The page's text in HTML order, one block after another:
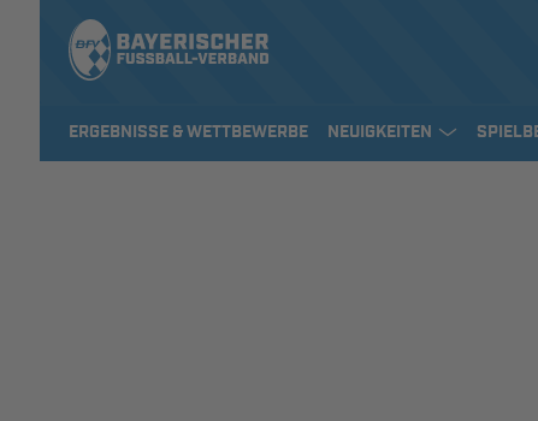
ERGEBNISSE & WETTBEWERBE NEUIGKEITEN